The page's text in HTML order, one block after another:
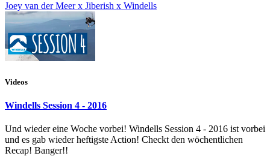
Joey van der Meer x Jiberish x Windells
Videos
Windells Session 4 - 2016
Und wieder eine Woche vorbei! Windells Session 4 - 2016 ist vorbei
und es gab wieder heftigste Action! Checkt den wöchentlichen
Recap! Banger!!